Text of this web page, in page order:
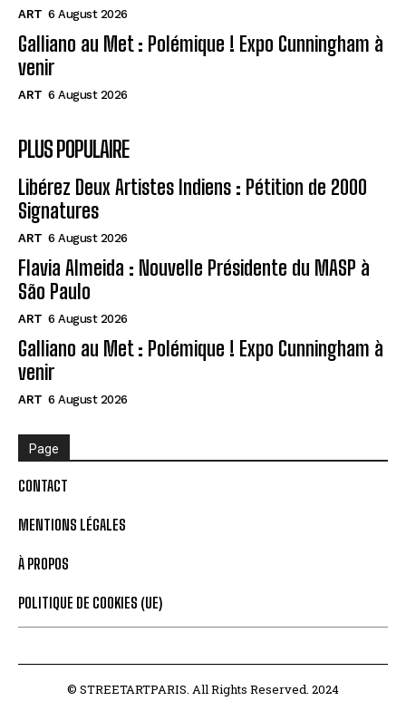
ART 6 August 2026
Galliano au Met : Polémique ! Expo Cunningham à
venir
ART 6 August 2026
PLUS POPULAIRE
Libérez Deux Artistes Indiens : Pétition de 2000
Signatures
ART 6 August 2026
Flavia Almeida : Nouvelle Présidente du MASP à
São Paulo
ART 6 August 2026
Galliano au Met : Polémique ! Expo Cunningham à
venir
ART 6 August 2026
Page
CONTACT
MENTIONS LÉGALES
À PROPOS
POLITIQUE DE COOKIES (UE)
© STREETARTPARIS. All Rights Reserved. 2024